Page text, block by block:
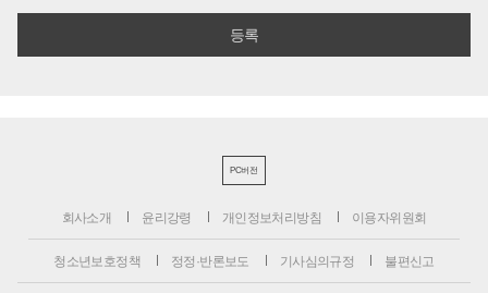
PC버전
회사소개 윤리강령 개인정보처리방침 이용자위원회
청소년보호정책 정정·반론보도 기사심의규정 불편신고